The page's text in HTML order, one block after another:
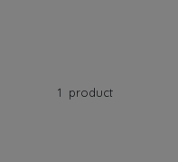
1 product